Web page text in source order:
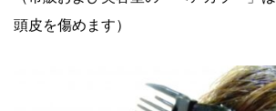
頭皮を傷めます）